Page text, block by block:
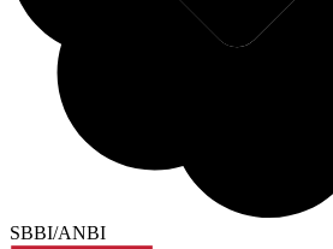
SBBI/ANBI